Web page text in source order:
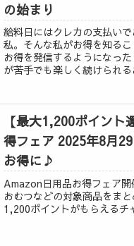
の始まり
給料日にはクレカの支払い
私。そんな私がお得を知るこ
お得を発信するようになっ
が苦手でも楽しく続けられ
【最大1,200ポイン
得フェア 2025年8月
お得に♪
Amazon日用品お得フェア開
おむつなどの対象商品をま
1,200ポイントがもらえるチ